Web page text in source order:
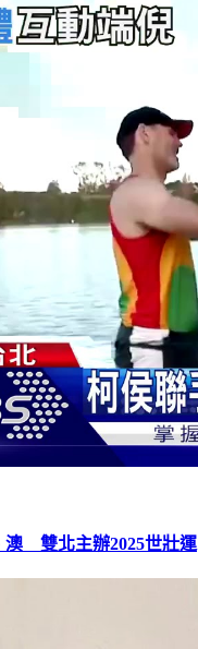
澳 雙北主辦2025世壯運